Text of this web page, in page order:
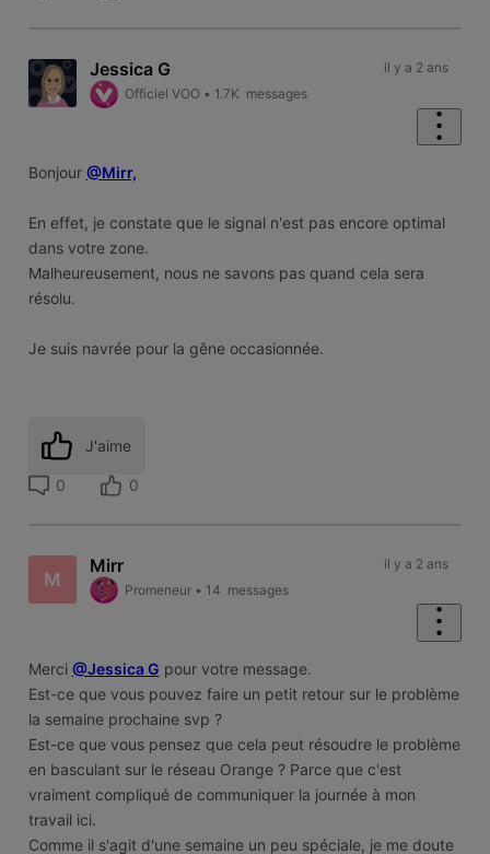
Jessica G
Officiel VOO • 1.7K messages
il y a 2 ans
Bonjour @Mirr,
En effet, je constate que le signal n'est pas encore optimal
dans votre zone.
Malheureusement, nous ne savons pas quand cela sera
résolu.
Je suis navrée pour la gêne occasionnée.
J'aime
0 0
M
Mirr
Promeneur • 14 messages
il y a 2 ans
Merci @Jessica G pour votre message.
Est-ce que vous pouvez faire un petit retour sur le problème
la semaine prochaine svp ?
Est-ce que vous pensez que cela peut résoudre le problème
en basculant sur le réseau Orange ? Parce que c'est
vraiment compliqué de communiquer la journée à mon
travail ici.
Comme il s'agit d'une semaine un peu spéciale, je me doute